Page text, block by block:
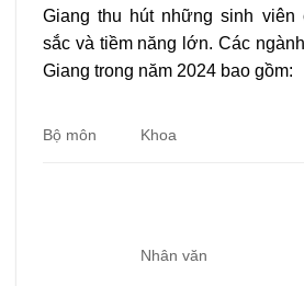
Giang thu hút những sinh viên
sắc và tiềm năng lớn. Các
Giang trong năm 2024 bao gồm:
Bộ môn Khoa
Nhân văn